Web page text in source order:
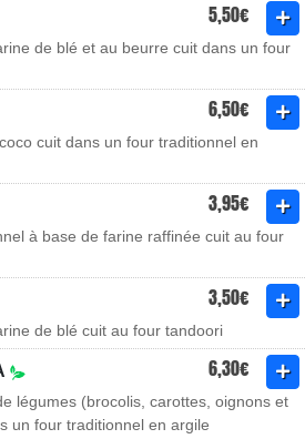
5,50€
de blé et au beurre cuit dans un four
6,50€
cuit dans un four traditionnel en
3,95€
à base de farine raffinée cuit au four
3,50€
de blé cuit au four tandoori
6,30€
légumes (brocolis, carottes, oignons et
un four traditionnel en argile